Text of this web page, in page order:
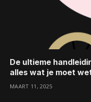
De ultieme
alles wat je moet
MAART 11, 2025